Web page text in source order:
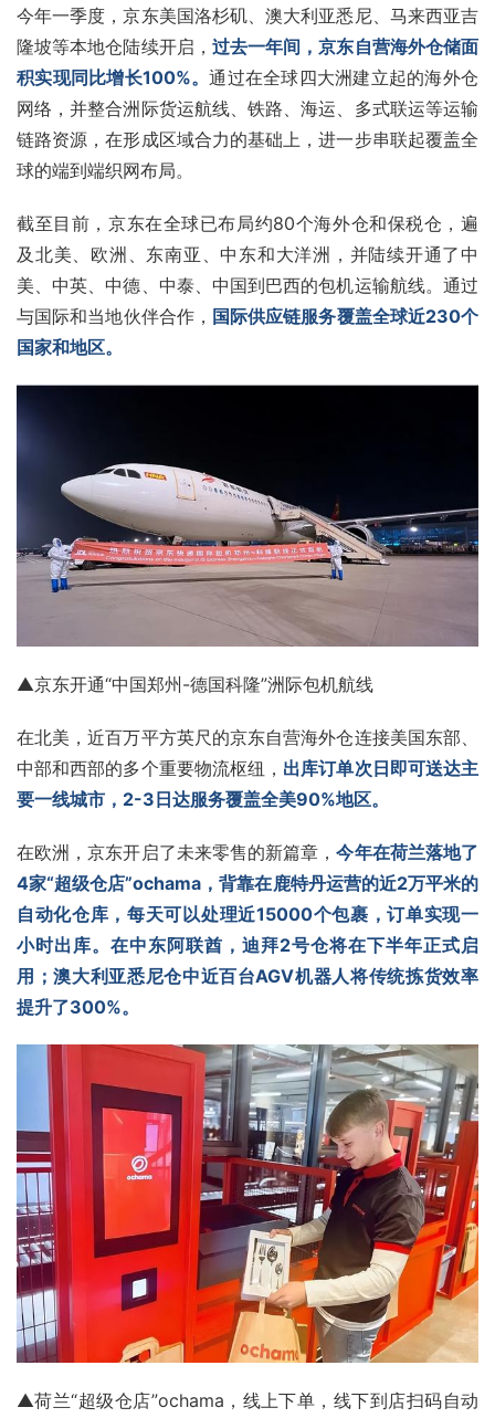
今年一季度，京东美国洛杉矶、澳大利亚悉尼、马来西亚吉
隆坡等本地仓陆续开启， 过去一年间，京东自营海外仓储面
积实现同比增长100%。通过在全球四大洲建立起的海外仓
网络，并整合洲际货运航线、铁路、海运、多式联运等运输
链路资源，在形成区域合力的基础上，进一步串联起覆盖全
球的端到端织网布局。
截至目前，京东在全球已布局约80个海外仓和保税仓，遍
及北美、欧洲、 东南亚 、 中东和大洋洲 ，并陆续开通了中
美、中英、中德、中泰、中国到巴西的包机运输航线。通过
与国际和当地伙伴合作， 国际供应链服务覆盖全球近230个
国家和地区。
▲京东开通“中国郑州-德国科隆”洲际包机航线
在北美，近百万平方英尺的京东自营海外仓连接美国东部、
中部和西部的多个重要物流枢纽， 出库订单次日即可送达主
要一线城市，2-3日达服务覆盖全美90%地区。
在欧洲，京东开启了未来零售的新篇章，今年在荷兰落地了
4家“超级仓店”ochama，背靠在鹿特丹运营的近2万平米的
自动化仓库，每天可以处理近15000个包裹，订单实现一
小时出库。在中东阿联酋，迪拜2号仓将在下半年正式启
用；澳大利亚悉尼仓中近百台AGV机器人将传统拣货效率
提升了300%。
▲荷兰“超级仓店”ochama，线上下单，线下到店扫码自动